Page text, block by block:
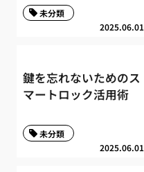
2025.06.01
未分類
鍵を忘れないためのス
マートロック活用術
2025.06.01
未分類